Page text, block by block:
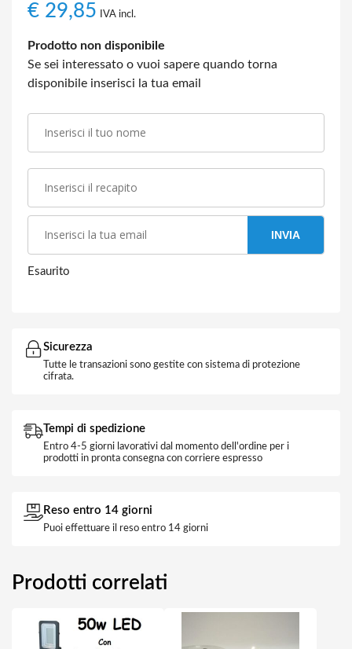
€ 29,85 IVA incl.
Prodotto non disponibile
Se sei interessato o vuoi sapere quando torna
disponibile inserisci la tua email
INVIA
Esaurito
Sicurezza
Tutte le transazioni sono gestite con sistema di protezione
cifrata.
Tempi di spedizione
Entro 4-5 giorni lavorativi dal momento dell'ordine per i
prodotti in pronta consegna con corriere espresso
Reso entro 14 giorni
Puoi effettuare il reso entro 14 giorni
Prodotti correlati